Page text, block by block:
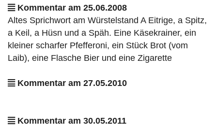
Kommentar am 25.06.2008
Altes Sprichwort am Würstelstand A Eitrige, a Spitz,
a Keil, a Hüsn und a Späh. Eine Käsekrainer, ein
kleiner scharfer Pfefferoni, ein Stück Brot (vom
Laib), eine Flasche Bier und eine Zigarette
Kommentar am 27.05.2010
Kommentar am 30.05.2011